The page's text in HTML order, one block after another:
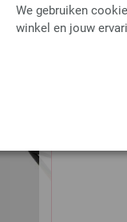
We gebruiken
winkel en jouw